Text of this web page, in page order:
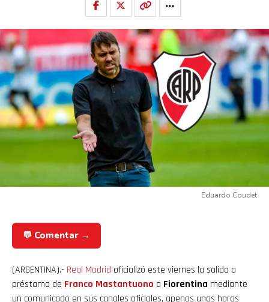
Eduardo Coudet
💬 Comentar →
(ARGENTINA).- Real Madrid oficializó este viernes la salida a
préstamo de Franco Mastantuono a Fiorentina mediante
un comunicado en sus canales oficiales, apenas unas horas